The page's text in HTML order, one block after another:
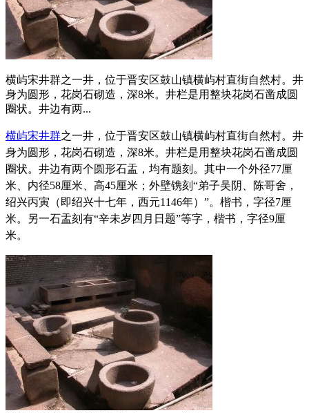
横屿宋井群之一井，位于晋安区鼓山镇横屿村直街自然村。井
身为圆形，花岗石砌造，深8米。井栏是用整块花岗石凿成圆
圈状。井边有两...
横屿宋井群之一井，位于晋安区鼓山镇横屿村直街自然村。 井
身为圆形，花岗石砌造，深8米。井栏是用整块花岗石凿成圆
圈状。井边有两个圆形石盂，均有题刻。其中一个外径77厘
米、内径58厘米、高45厘米；外壁镌刻“弟子吴阴、陈哥舍，
绍兴丙寅（即绍兴十七年，西元1146年）”。楷书，字径7厘
米。另一石盂刻有“辛未岁四月日题”等字，楷书，字径9厘
米。